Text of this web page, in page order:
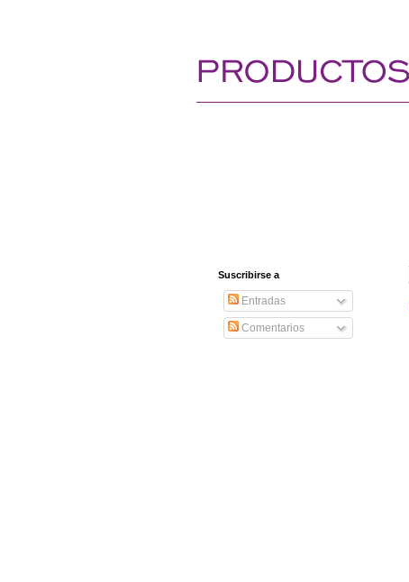
Suscribirse a
Entradas
Comentarios